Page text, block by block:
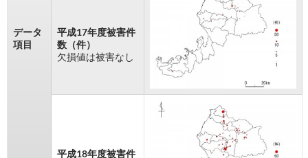
データ
項目
平成17年度被害件
数（件）
欠損値は被害なし
平成18年度被害件